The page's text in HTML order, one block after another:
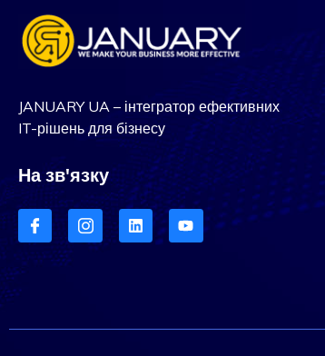
JANUARY UA – інтегратор ефективних
IT-рішень для бізнесу
На зв'язку